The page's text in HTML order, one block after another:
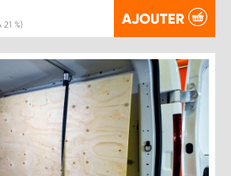
21 %) AJOUTER